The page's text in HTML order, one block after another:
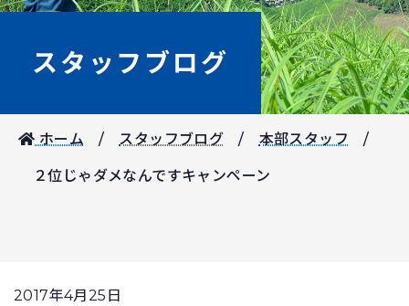
スタッフブログ
ホーム スタッフブログ 本部スタッフ
２位じゃダメなんですキャンペーン
2017年4月25日